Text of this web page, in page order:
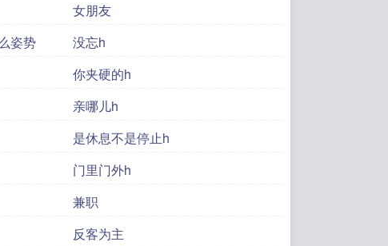
女朋友
姿势
没忘h
你夹硬的h
亲哪儿h
是休息不是停止h
门里门外h
兼职
反客为主